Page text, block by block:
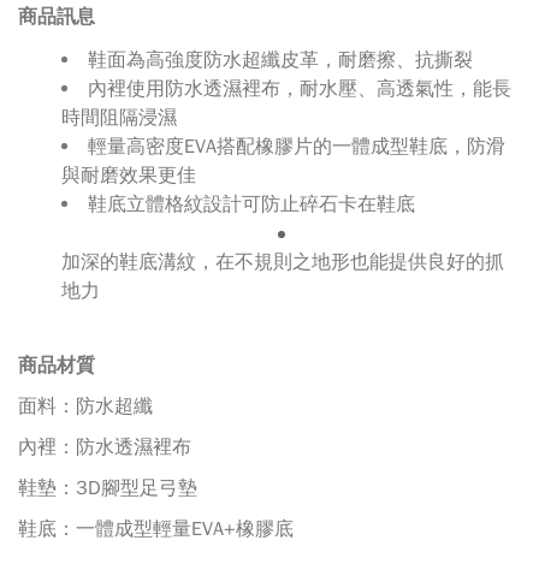
商品訊息
鞋面為高強度防水超纖皮革，耐磨擦、抗撕裂
內裡使用防水透濕裡布，耐水壓、高透氣性，能長
時間阻隔浸濕
輕量高密度EVA搭配橡膠片的一體成型鞋底，防滑
與耐磨效果更佳
鞋底立體格紋設計可防止碎石卡在鞋底
加深的鞋底溝紋，在不規則之地形也能提供良好的抓
地力
商品材質
面料：防水超纖
內裡：防水透濕裡布
鞋墊：3D腳型足弓墊
鞋底：一體成型輕量EVA+橡膠底